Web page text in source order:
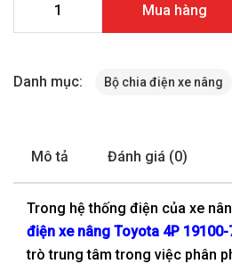
Mua hàng
Danh mục: Bộ chia điện xe nâng
Mô tả Đánh giá (0)
Trong hệ thống điện của xe
điện xe nâng Toyota 4P 19100-
trò trung tâm trong việc phân